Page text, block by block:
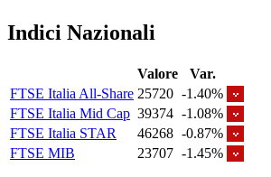
Indici Nazionali
Valore
Var.
FTSE Italia All-Share 25720 -1.40%
FTSE Italia Mid Cap 39374 -1.08%
FTSE Italia STAR
46268 -0.87%
FTSE MIB
23707 -1.45%